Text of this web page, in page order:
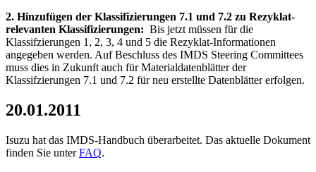
2. Hinzufügen der Klassifizierungen 7.1 und 7.2 zu Rezyklat-
relevanten Klassifizierungen: Bis jetzt müssen für die
Klassifzierungen 1, 2, 3, 4 und 5 die Rezyklat-Informationen
angegeben werden. Auf Beschluss des IMDS Steering Committees
muss dies in Zukunft auch für Materialdatenblätter der
Klassifzierungen 7.1 und 7.2 für neu erstellte Datenblätter erfolgen.
20.01.2011
Isuzu hat das IMDS-Handbuch überarbeitet. Das aktuelle Dokument
finden Sie unterFAQ.